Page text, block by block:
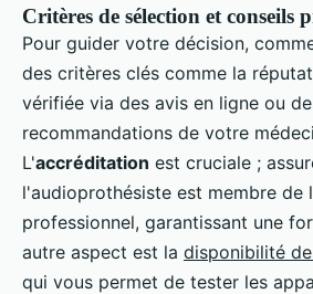
Critères de sélection et conseils
Pour guider votre décision,
des critères clés comme la
vérifiée via des avis en ligne ou
recommandations de votre
L'accréditation est cruciale ;
l'audioprothésiste est membre de
professionnel, garantissant une
autre aspect est la disponibilité
qui vous permet de tester les